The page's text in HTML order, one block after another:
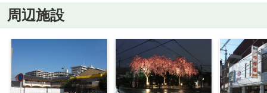
周辺施設